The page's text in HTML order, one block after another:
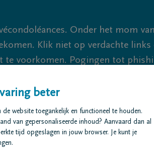
Onder het mom
Klik niet op verdachte
voorkomen. Pogingen tot
We zijn er voor je
Ons uitvaartcentrum
beter
website toegankelijk en functioneel te houden.
van gepersonaliseerde inhoud? Aanvaard dan al
tijd opgeslagen in jouw browser. Je kunt je